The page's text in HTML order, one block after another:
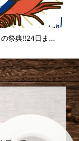
長を繰り返すその